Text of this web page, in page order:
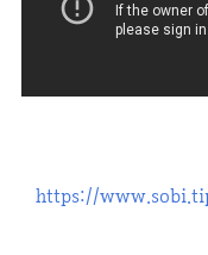
https://